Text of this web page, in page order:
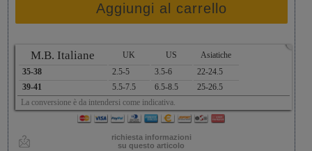
Aggiungi al carrello
M.B. Italiane UK US
Asiatiche
35-38
2.5-5 3.5-6
22-24.5
39-41
5.5-7.5 6.5-8.5
25-26.5
La conversione è da intendersi come indicativa.
x
richiesta informazioni
su questo articolo